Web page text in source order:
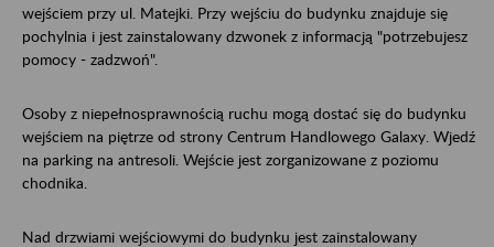
wejściem przy ul. Matejki. Przy wejściu do budynku znajduje się
pochylnia i jest zainstalowany dzwonek z informacją "potrzebujesz
pomocy - zadzwoń".
Osoby z niepełnosprawnością ruchu mogą dostać się do budynku
wejściem na piętrze od strony Centrum Handlowego Galaxy. Wjedź
na parking na antresoli. Wejście jest zorganizowane z poziomu
chodnika.
Nad drzwiami wejściowymi do budynku jest zainstalowany